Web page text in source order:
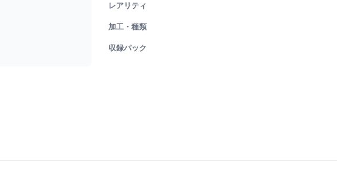
レアリティ
加工・種類
収録パック